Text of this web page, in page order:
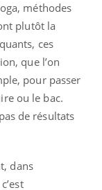
méthodes
plutôt la
ces
que l’on
pour passer
ou le bac.
de résultats
dans